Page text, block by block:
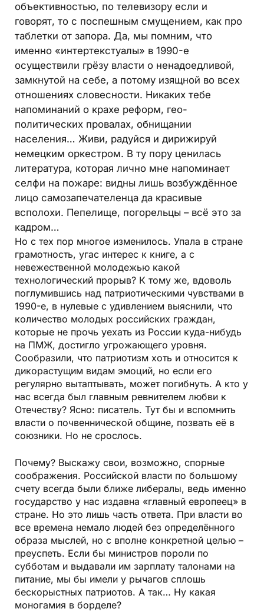
объективностью, по телевизору если и
говорят, то с поспешным смущением, как про
таблетки от запора. Да, мы помним, что
именно «интертекстуалы» в 1990-е
осуществили грёзу власти о ненадоедливой,
замкнутой на себе, а потому изящной во всех
отношениях словесности. Никаких тебе
напоминаний о крахе реформ, гео­
политических провалах, обнищании
населения… Живи, радуйся и дирижируй
немецким оркестром. В ту пору ценилась
литература, которая лично мне напоминает
селфи на пожаре: видны лишь возбуждённое
лицо самозапечателенца да красивые
всполохи. Пепелище, погорельцы – всё это за
кадром…
Но с тех пор многое изменилось. Упала в стране
грамотность, угас интерес к книге, а с
невежественной молодежью какой
технологический прорыв? К тому же, вдоволь
поглумившись над патриотическими чувствами в
1990-е, в нулевые с удивлением выяснили, что
количество молодых российских граждан,
которые не прочь уехать из России куда-нибудь
на ПМЖ, достигло угрожающего уровня.
Сообразили, что патриотизм хоть и относится к
дикорастущим видам эмоций, но если его
регулярно вытаптывать, может погибнуть. А кто у
нас всегда был главным ревнителем любви к
Отечеству? Ясно: писатель. Тут бы и вспомнить
власти о почвеннической общине, позвать её в
союзники. Но не срослось.
Почему? Выскажу свои, возможно, спорные
соображения. Российской власти по большому
счету всегда были ближе либералы, ведь именно
государство у нас издавна «главный европеец» в
стране. Но это лишь часть ответа. При власти во
все времена немало людей без определённого
образа мыслей, но с вполне конкретной целью –
преуспеть. Если бы министров пороли по
субботам и выдавали им зарплату талонами на
питание, мы бы имели у рычагов сплошь
бескорыстных патриотов. А так… Ну какая
моногамия в борделе?